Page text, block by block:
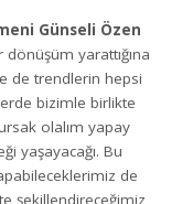
Günseli Özen
dönüşüm yarattığına
de trendlerin hepsi
bizimle birlikte
olalım yapay
yaşayacağı. Bu
de
şekillendireceğimiz